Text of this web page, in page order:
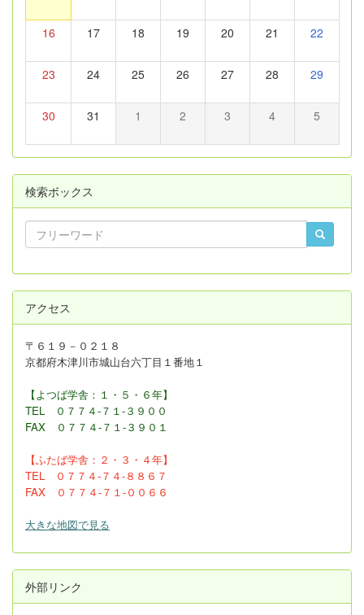
16 17 18 19 20 21 22
23 24 25 26 27 28 29
30 31 1 2 3 4 5
検索ボックス
アクセス
〒６１９－０２１８
京都府木津川市城山台六丁目１番地１
【よつば学舎：１・５・６年】
TEL ０７７４-７１-３９００
FAX
０７７４-７１-３９０１
【ふたば学舎：２・３ ・４年】
TEL ０７７４-７４-８８６７
FAX ０７７４-７１-００６６
大きな地図で見る
外部リンク